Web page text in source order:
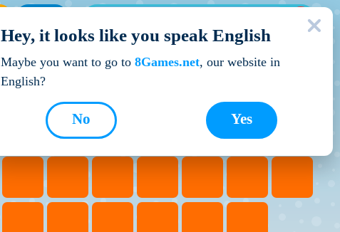
Кращі ігри
Hey, it looks like you speak English
Maybe you want to go to 8Games.net, our website in
English?
Yes
No